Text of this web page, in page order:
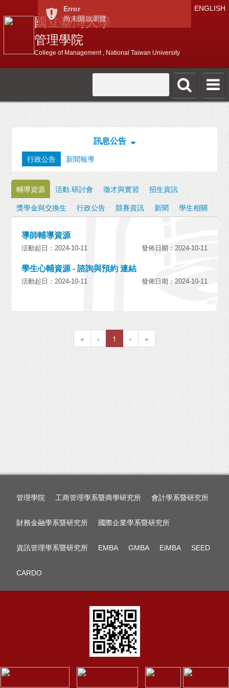
ENGLISH
國立臺灣大學
管理學院
College of Management , National Taiwan University
訊息公告
行政公告 新聞報導
輔導資源 活動.研討會 徵才與實習
招生資訊
獎學金與交換生
行政公告 競賽資訊 新聞 學生相關
導師輔導資源
活動起日：2024-10-11 發佈日期：2024-10-11
學生心輔資源 - 諮詢與預約 連結
活動起日：2024-10-11 發佈日期：2024-10-11
« ‹ 1 › »
管理學院 工商管理學系暨商學研究所 會計學系暨研究所
財務金融學系暨研究所 國際企業學系暨研究所
資訊管理學系暨研究所 EMBA GMBA EiMBA SEED
CARDO
Error
尚未開放瀏覽